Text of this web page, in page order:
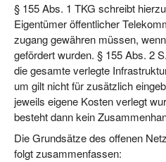
§ 155 Abs. 1 TKG schreibt
Eigen­tü­mer öffent­li­cher
zu­gang gewäh­ren müs­sen,
geför­dert wur­den. § 155 Abs. 2
die gesam­te ver­leg­te
um gilt nicht für zusätz­lich
jeweils eige­ne Kos­ten ver­legt
besteht dann kein
Die Grund­sät­ze des offe­nen
folgt zusammenfassen: